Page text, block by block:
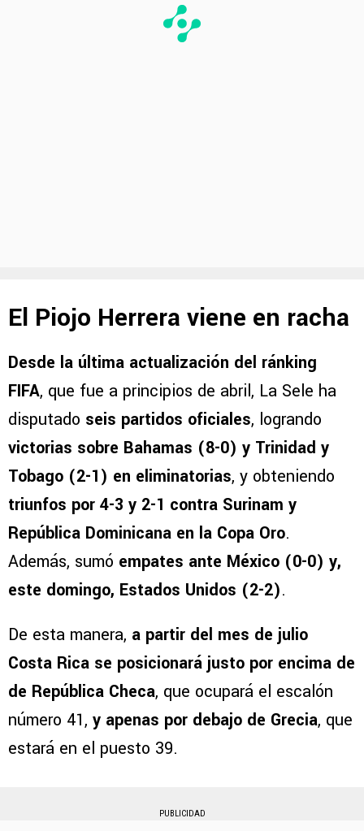
El Piojo Herrera viene en racha
Desde la última actualización del ránking
FIFA, que fue a principios de abril, La Sele ha
disputado seis partidos oficiales, logrando
victorias sobre Bahamas (8-0) y Trinidad y
Tobago (2-1) en eliminatorias, y obteniendo
triunfos por 4-3 y 2-1 contra Surinam y
República Dominicana en la Copa Oro.
Además, sumó empates ante México (0-0) y,
este domingo, Estados Unidos (2-2).
De esta manera, a partir del mes de julio
Costa Rica se posicionará justo por encima de
de República Checa, que ocupará el escalón
número 41, y apenas por debajo de Grecia, que
estará en el puesto 39.
PUBLICIDAD